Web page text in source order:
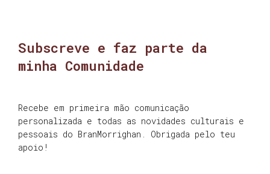
Subscreve e faz parte da
minha Comunidade
Recebe em primeira mão comunicação
personalizada e todas as novidades culturais e
pessoais do BranMorrighan. Obrigada pelo teu
apoio!